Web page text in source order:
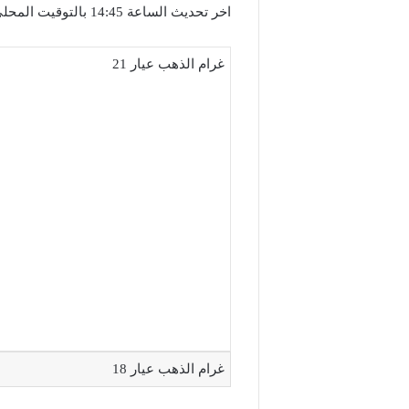
اخر تحديث الساعة 14:45 بالتوقيت المحلي لمدينة دمشق
غرام الذهب عيار 21
غرام الذهب عيار 18